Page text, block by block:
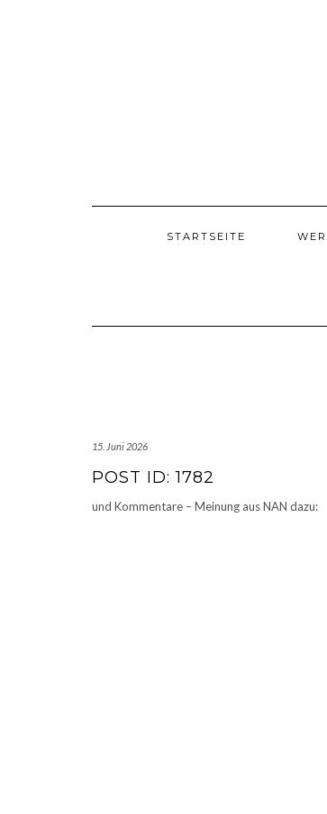
STARTSEITE
15. Juni 2026
POST ID: 1782
und Kommentare – Meinung aus NAN dazu: